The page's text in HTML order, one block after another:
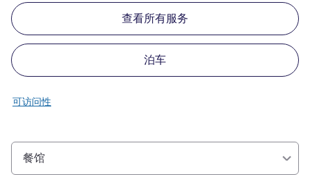
查看所有服务
泊车
可访问性
餐馆